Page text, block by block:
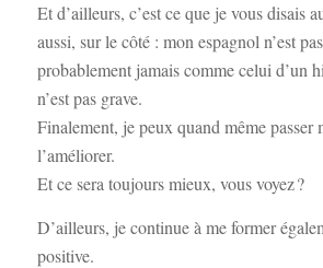
Et d’ailleurs, c’est ce que je vous disais
aussi, sur le côté : mon espagnol n’est
probablement jamais comme celui d’un
n’est pas grave.
Finalement, je peux quand même passer
l’améliorer.
Et ce sera toujours mieux, vous voyez ?
D’ailleurs, je continue à me former
positive.